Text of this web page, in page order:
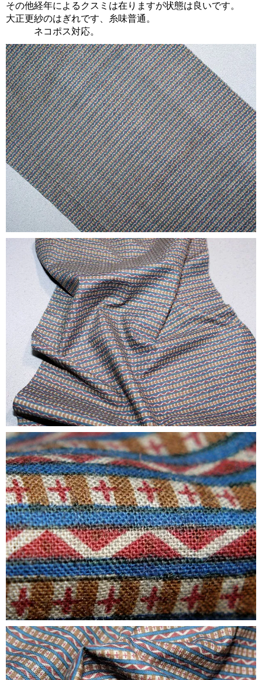
その他経年によるクスミは在りますが状態は良いです。
大正更紗のはぎれです、糸味普通。
ネコポス対応。